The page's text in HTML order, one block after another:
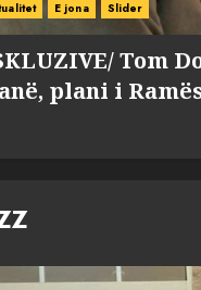
E jona Slider
Tom
plani i